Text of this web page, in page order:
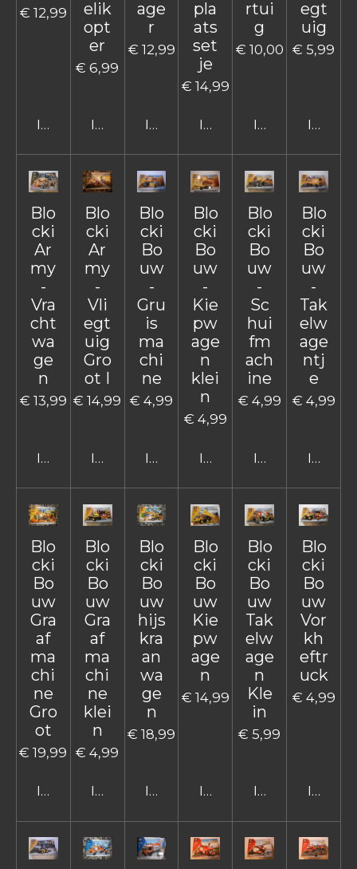
€ 12,99
In winkelwagen
elik
opt
er
€ 6,99
In winkelwagen
age
r
€ 12,99
In winkelwagen
pla
ats
set
je
€ 14,99
In winkelwagen
rtui
g
€ 10,00
In
egt
uig
€ 5,99
In
Blo
cki
Ar
my
-
Vra
cht
wa
ge
n
€ 13,99
In winkelwagen
Blo
cki
Ar
my
-
Vli
egt
uig
Gro
ot I
€ 14,99
In winkelwagen
Blo
cki
Bo
uw
-
Gru
is
ma
chi
ne
€ 4,99
In winkelwagen
Blo
cki
Bo
uw
-
Kie
pw
age
n
klei
n
€ 4,99
In winkelwagen
Blo
cki
Bo
uw
-
Sc
hui
fm
ach
ine
€ 4,99
In
Blo
cki
Bo
uw
-
Tak
elw
age
ntj
e
€ 4,99
In
Blo
cki
Bo
uw
Gra
af
ma
chi
ne
Gro
ot
€ 19,99
In winkelwagen
Blo
cki
Bo
uw
Gra
af
ma
chi
ne
klei
n
€ 4,99
In winkelwagen
Blo
cki
Bo
uw
hijs
kra
an
wa
ge
n
€ 18,99
In winkelwagen
Blo
cki
Bo
uw
Kie
pw
age
n
€ 14,99
In winkelwagen
Blo
cki
Bo
uw
Tak
elw
age
n
Kle
in
€ 5,99
In
Blo
cki
Bo
uw
Vor
kh
eftr
uck
€ 4,99
In